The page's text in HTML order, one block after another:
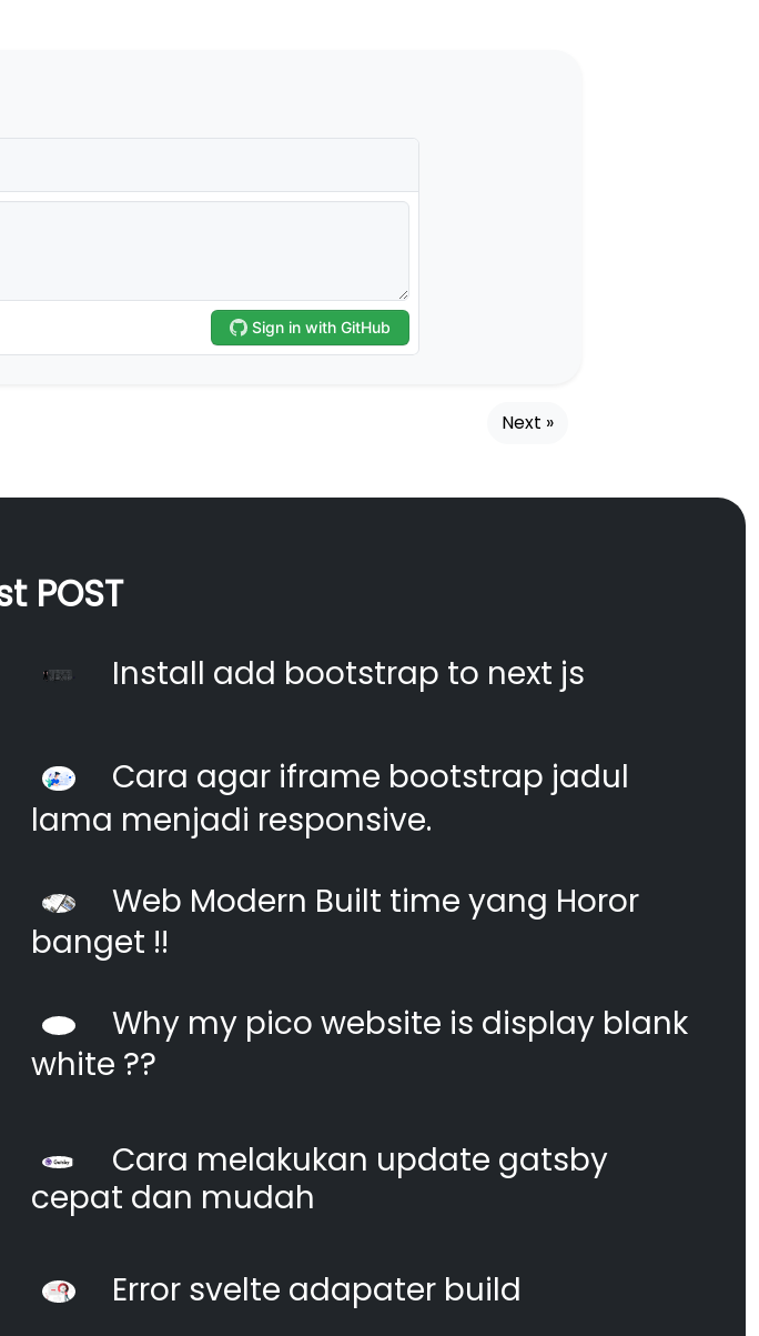
Next »
POST
Install add bootstrap to next js
Cara agar iframe bootstrap jadul
lama menjadi responsive.
Web Modern Built time yang Horor
banget !!
Why my pico website is display blank
white ??
Cara melakukan update gatsby
cepat dan mudah
Error svelte adapater build